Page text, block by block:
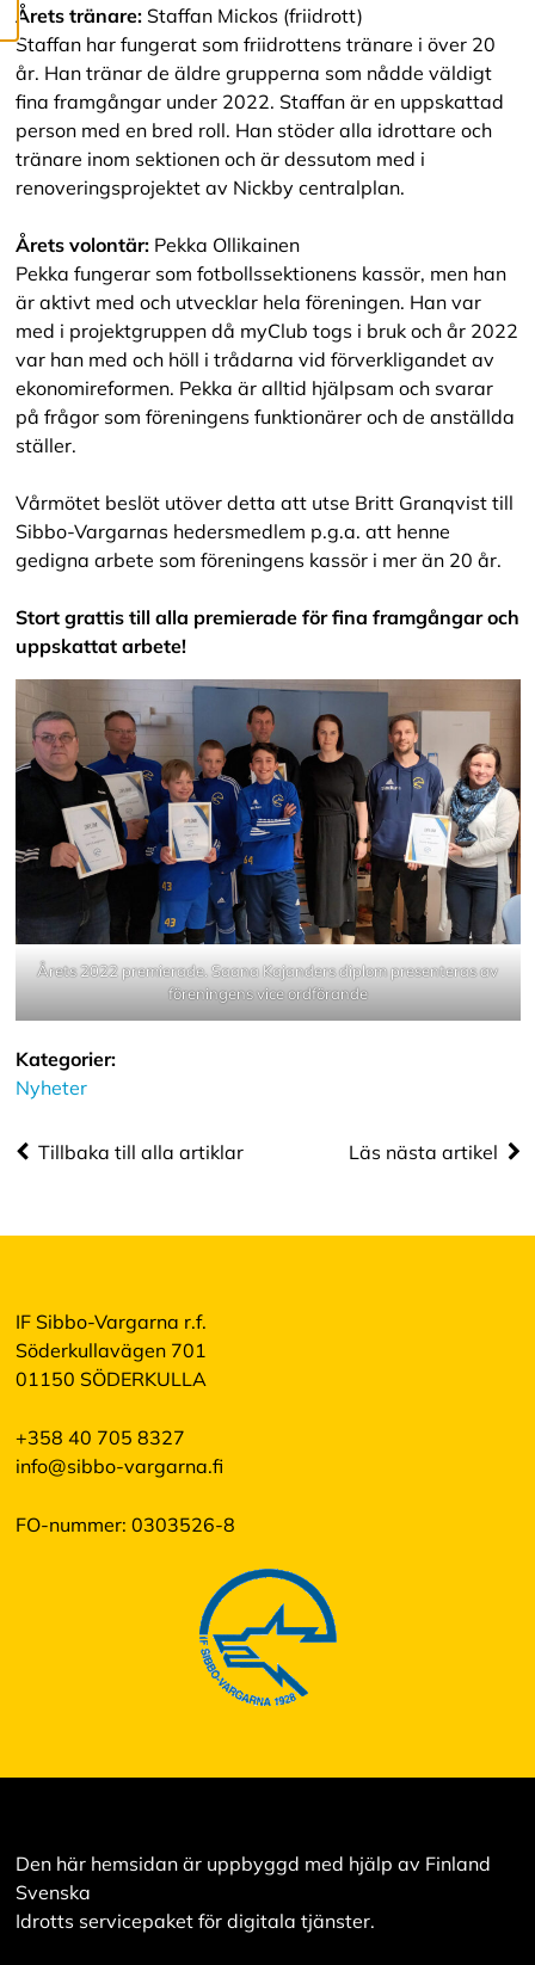
Årets tränare: Staffan Mickos (friidrott)
Staffan har fungerat som friidrottens tränare i över 20
år. Han tränar de äldre grupperna som nådde väldigt
fina framgångar under 2022. Staffan är en uppskattad
person med en bred roll. Han stöder alla idrottare och
tränare inom sektionen och är dessutom med i
renoveringsprojektet av Nickby centralplan.
Årets volontär: Pekka Ollikainen
Pekka fungerar som fotbollssektionens kassör, men han
är aktivt med och utvecklar hela föreningen. Han var
med i projektgruppen då myClub togs i bruk och år 2022
var han med och höll i trådarna vid förverkligandet av
ekonomireformen. Pekka är alltid hjälpsam och svarar
på frågor som föreningens funktionärer och de anställda
ställer.
Vårmötet beslöt utöver detta att utse Britt Granqvist till
Sibbo-Vargarnas hedersmedlem p.g.a. att henne
gedigna arbete som föreningens kassör i mer än 20 år.
Stort grattis till alla premierade för fina framgångar och
uppskattat arbete!
Årets 2022 premierade. Saana Kajanders diplom presenteras av
föreningens vice ordförande
Kategorier:
Nyheter
Tillbaka till alla artiklar Läs nästa artikel
IF Sibbo-Vargarna r.f.
Söderkullavägen 701
01150 SÖDERKULLA
+358 40 705 8327
info@sibbo-vargarna.fi
FO-nummer: 0303526-8
Den här hemsidan är uppbyggd med hjälp av Finland
Svenska
Idrotts servicepaket för digitala tjänster.